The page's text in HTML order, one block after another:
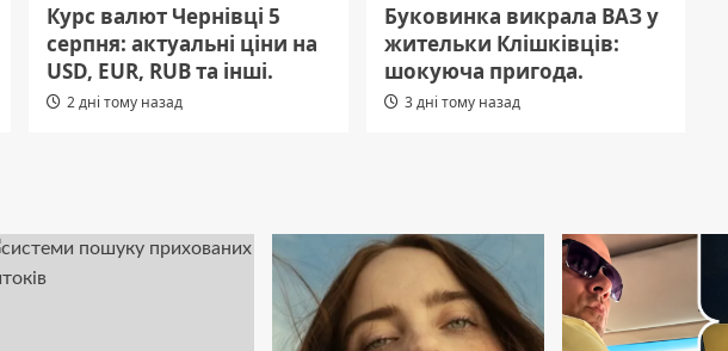
Курс валют Чернівці 5
серпня: актуальні ціни на
USD, EUR, RUB та інші.
2 дні тому назад
Буковинка викрала ВАЗ у
жительки Клішківців:
шокуюча пригода.
3 дні тому назад